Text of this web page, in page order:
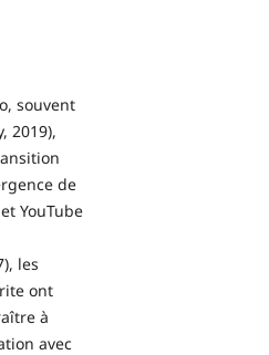
souvent
2019),
de
YouTube
les
ont
à
avec